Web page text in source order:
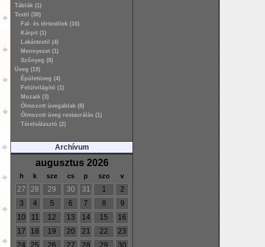
Táblák (1)
Textil (30)
Fal- és tértextilek (16)
Kárpit (1)
Lakástextil (4)
Mennyezet (1)
Szőnyeg (8)
Üveg (19)
Épületüveg (4)
Felülvilágító (1)
Mozaik (3)
Ólmozott üvegablak (8)
Ólmozott üveg restaurálás (1)
Térelválasztó (2)
Archívum
augusztus 2026
h k sze cs p szo v
27 28 29 30 31 1
2
3
4 5 6 7 8
9
10
11 12 13 14 15
16
17
18 19 20 21 22
23
24
25 26 27 28 29 30